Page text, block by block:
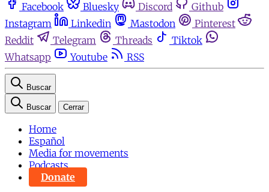
Facebook Bluesky Discord
Github
Instagram
Linkedin Mastodon
Pinterest
Reddit
Telegram Threads
Tiktok
Whatsapp
Youtube RSS
Buscar
Buscar Cerrar
Home
Español
Media for movements
Podcasts
Donate